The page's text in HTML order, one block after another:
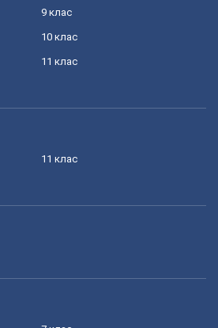
9 клас
10 клас
11 клас
11 клас